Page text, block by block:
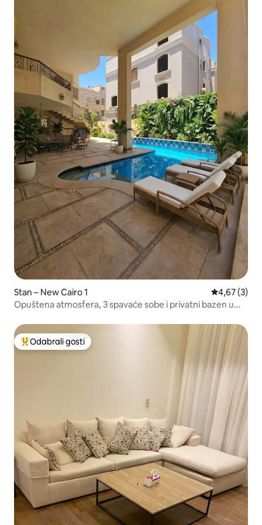
Stan – New Cairo 1 Prosječna
4,67 (3)
Opuštena atmosfera, 3 spavaće sobe i privatni bazen u
Među najviše rangiranima s oznakom „Odabrali gosti”
Odabrali gosti